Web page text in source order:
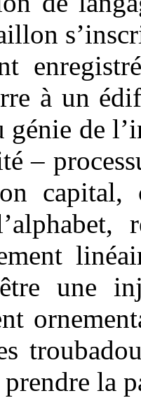
à un
de
–
capital,
une
la